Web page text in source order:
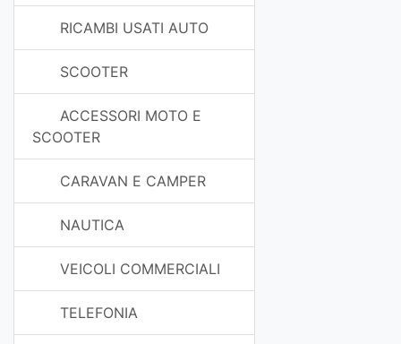
RICAMBI USATI AUTO
SCOOTER
ACCESSORI MOTO E
SCOOTER
CARAVAN E CAMPER
NAUTICA
VEICOLI COMMERCIALI
TELEFONIA